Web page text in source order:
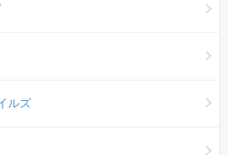
ルズ